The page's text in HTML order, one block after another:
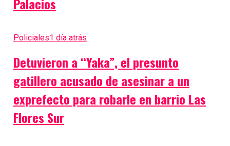
Palacios
Policiales1 día atrás
Detuvieron a “Yaka”, el presunto
gatillero acusado de asesinar a un
exprefecto para robarle en barrio Las
Flores Sur